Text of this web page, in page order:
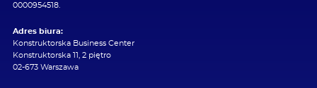
0000954518.
Adres biura:
Konstruktorska Business Center
Konstruktorska 11, 2 piętro
02-673 Warszawa